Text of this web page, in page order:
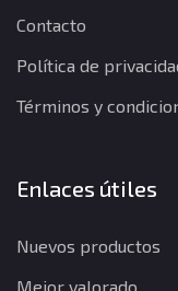
Contacto
Política de
Términos y
Enlaces útiles
Nuevos productos
Mejor valorado